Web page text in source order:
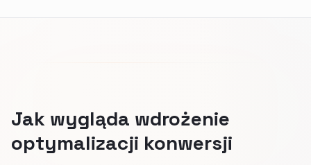
Jak wygląda wdrożenie
optymalizacji konwersji